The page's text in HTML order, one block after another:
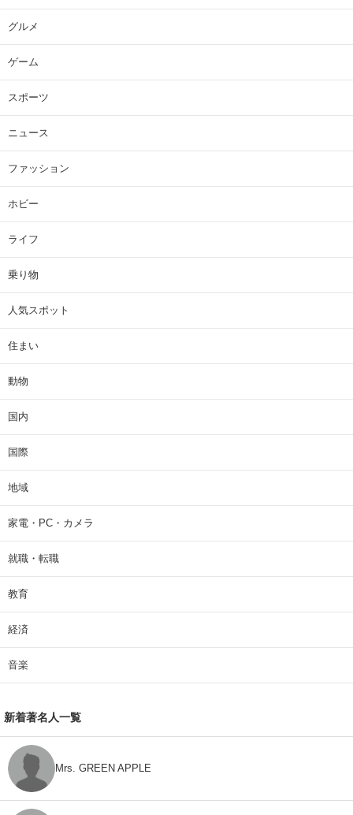
グルメ
ゲーム
スポーツ
ニュース
ファッション
ホビー
ライフ
乗り物
人気スポット
住まい
動物
国内
国際
地域
家電・PC・カメラ
就職・転職
教育
経済
音楽
新着著名人一覧
Mrs. GREEN APPLE